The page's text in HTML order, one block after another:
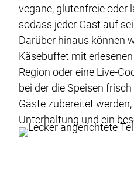
vegane, glutenfreie oder
sodass jeder Gast auf
Darüber hinaus können
Käsebuffet mit
Region oder eine Live-
bei der die Speisen
Gäste zubereitet
Unterhaltung und ein